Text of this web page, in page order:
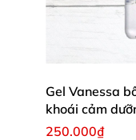
Mua
Gel Vanessa
khoái cảm
250.000₫